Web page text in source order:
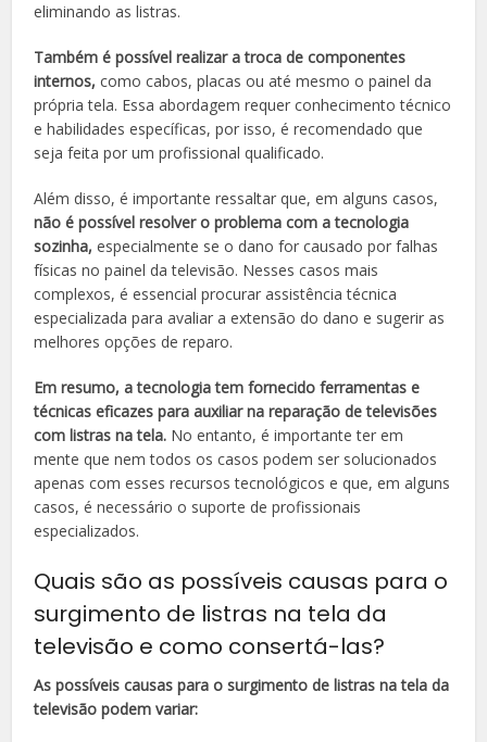
eliminando as listras.
Também é possível realizar a troca de componentes
internos, como cabos, placas ou até mesmo o painel da
própria tela. Essa abordagem requer conhecimento técnico
e habilidades específicas, por isso, é recomendado que
seja feita por um profissional qualificado.
Além disso, é importante ressaltar que, em alguns casos,
não é possível resolver o problema com a tecnologia
sozinha, especialmente se o dano for causado por falhas
físicas no painel da televisão. Nesses casos mais
complexos, é essencial procurar assistência técnica
especializada para avaliar a extensão do dano e sugerir as
melhores opções de reparo.
Em resumo, a tecnologia tem fornecido ferramentas e
técnicas eficazes para auxiliar na reparação de televisões
com listras na tela. No entanto, é importante ter em
mente que nem todos os casos podem ser solucionados
apenas com esses recursos tecnológicos e que, em alguns
casos, é necessário o suporte de profissionais
especializados.
Quais são as possíveis causas para o
surgimento de listras na tela da
televisão e como consertá-las?
As possíveis causas para o surgimento de listras na tela da
televisão podem variar: